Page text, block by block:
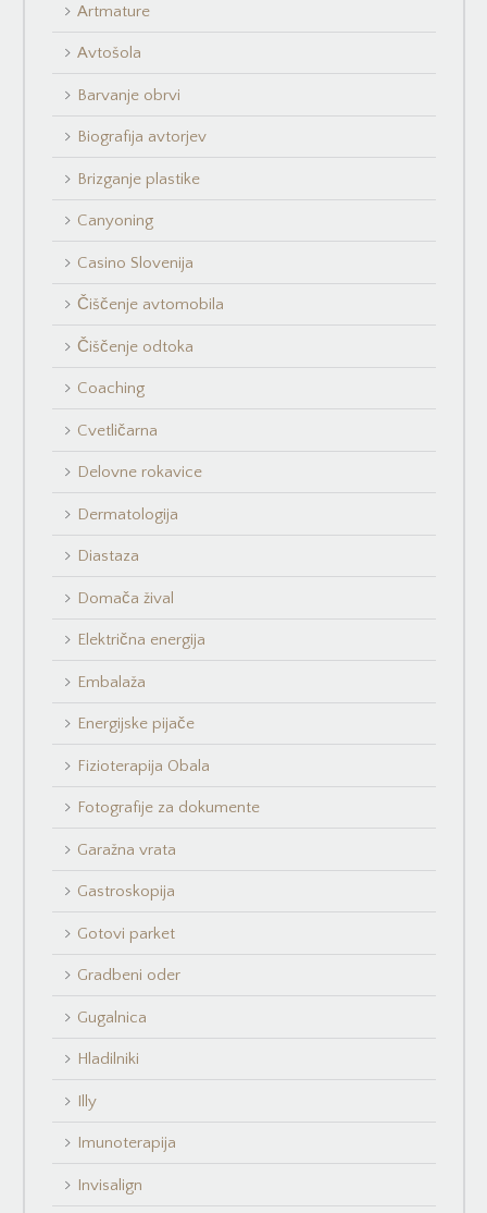
Artmature
Avtošola
Barvanje obrvi
Biografija avtorjev
Brizganje plastike
Canyoning
Casino Slovenija
Čiščenje avtomobila
Čiščenje odtoka
Coaching
Cvetličarna
Delovne rokavice
Dermatologija
Diastaza
Domača žival
Električna energija
Embalaža
Energijske pijače
Fizioterapija Obala
Fotografije za dokumente
Garažna vrata
Gastroskopija
Gotovi parket
Gradbeni oder
Gugalnica
Hladilniki
Illy
Imunoterapija
Invisalign